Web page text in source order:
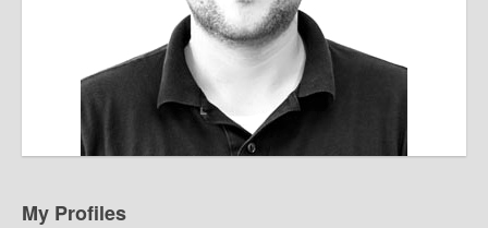
My Profiles